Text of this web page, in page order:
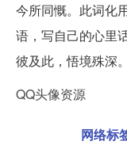
今所同慨。此词化
语，写自己的心里
彼及此，悟境殊深。
QQ头像资源
网络标